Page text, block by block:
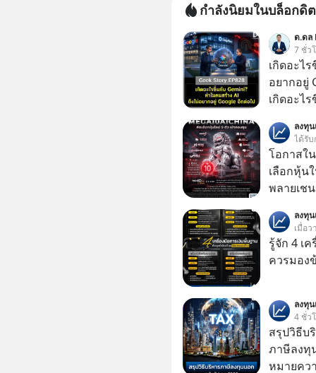
กำลังนิยมในบล็อกดิต
ด.ดล
7 ชั่ว
เกิดอะไ
อยากอยู่
เกิดอะไ
Gemini
Google
OpenAI
หนักที่สัญ
แข่ง นี่คือจุดเริ่มต้นของการร่วงหล่น หรือเป็นแค่
การยอม
มาแกะร
ไปด้วยกัน เลือกฟังกันได้เลยนะครับ อย่าลืมกด
Podcast ของ
: https://tinyurl.com/2ue4n2f8 🎧 ฟังผ่าน
Apple
🎧 ฟังผ่า
ลงทุ
ได้รั
โอกาสใ
เลือกหุ้น
พลายเชน AI จี
บาทขึ้นไ
ลงทุ
เมื่อว
รู้จัก 4 เ
ควรมอง
ลงทุ
4 ชั่ว
สรุปวิธีบ
ภาษีลงทุ
หมายคว